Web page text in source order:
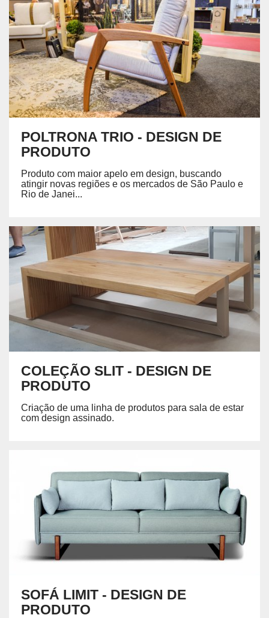
POLTRONA TRIO - DESIGN DE
PRODUTO
Produto com maior apelo em design, buscando
atingir novas regiões e os mercados de São Paulo e
Rio de Janei...
COLEÇÃO SLIT - DESIGN DE
PRODUTO
Criação de uma linha de produtos para sala de estar
com design assinado.
SOFÁ LIMIT - DESIGN DE
PRODUTO